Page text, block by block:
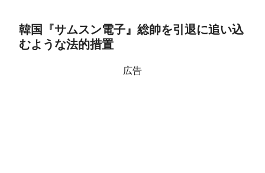
韓国『サムスン電子』総帥を引退に追い込
むような法的措置
広告